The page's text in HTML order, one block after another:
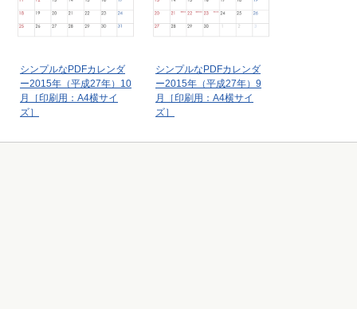
シンプルなPDFカレンダ
ー2015年（平成27年）10
月［印刷用：A4横サイ
ズ］
シンプルなPDFカレンダ
ー2015年（平成27年）9
月［印刷用：A4横サイ
ズ］